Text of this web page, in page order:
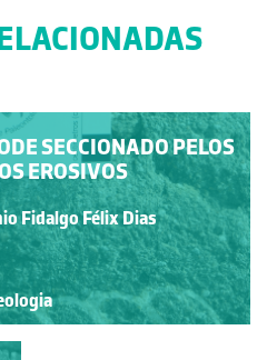
SECCIONADO PELOS
EROSIVOS
Fidalgo Félix Dias